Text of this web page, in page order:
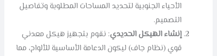
الأحياء الجنوبية لتحديد المساحات المطلوبة وتفاصيل
التصميم.
إنشاء الهيكل الحديدي: نقوم بتجهيز هيكل معدني
قوي (نظام جاف) ليكون الدعامة الأساسية للألواح، مما